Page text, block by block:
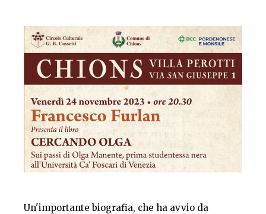
Un'importante biografia, che ha avvio da